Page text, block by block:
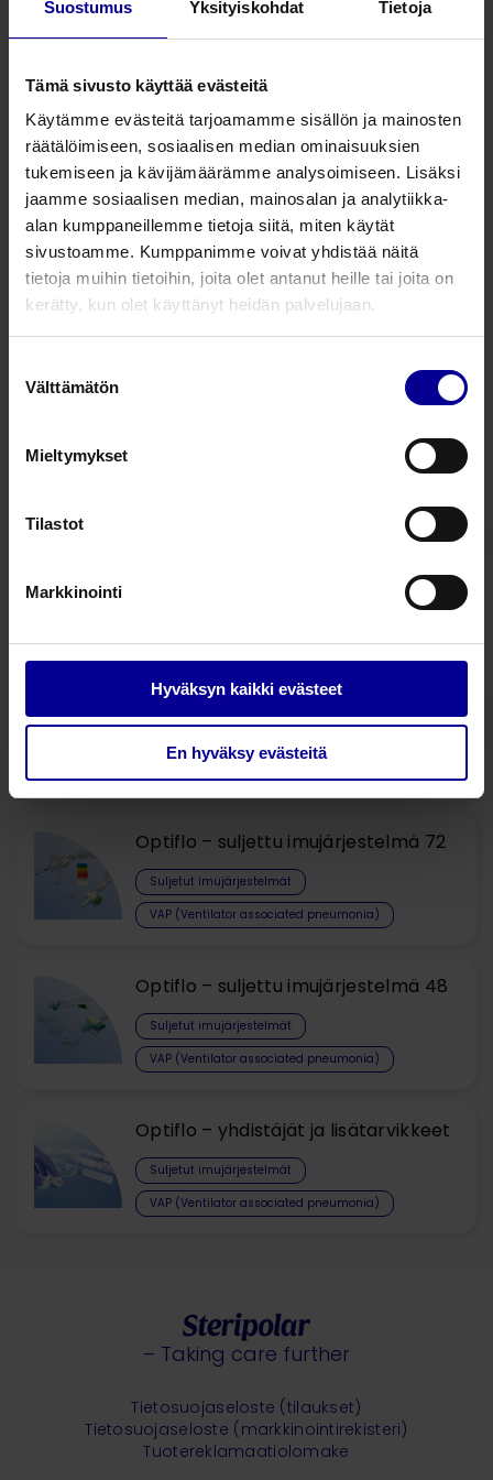
Suostumus Yksityiskohdat Tietoja
Tämä sivusto käyttää evästeitä
Käytämme evästeitä tarjoamamme sisällön ja mainosten
räätälöimiseen, sosiaalisen median ominaisuuksien
tukemiseen ja kävijämäärämme analysoimiseen. Lisäksi
jaamme sosiaalisen median, mainosalan ja analytiikka-
alan kumppaneillemme tietoja siitä, miten käytät
sivustoamme. Kumppanimme voivat yhdistää näitä
tietoja muihin tietoihin, joita olet antanut heille tai joita on
kerätty, kun olet käyttänyt heidän palvelujaan.
valinta
Välttämätön
Mieltymykset
Tilastot
Markkinointi
Hyväksyn kaikki evästeet
En hyväksy evästeitä
4400011045 Intubaatioputki kuffiton
4400011050 Intubaatioputki kuffiton
Intubaatioputki kuffiton
4400011060 Intubaatioputki kuffiton
4400011065 Intubaatioputki kuffiton 6,5
4400011075 7,5 10
4400011080 8,0 10
Kysy lisää tuotteesta
Liittyvät tuotteet
Optiflo – suljettu imujärjestelmä 168
Suljetut imujärjestelmät
Optiflo – suljettu imujärjestelmä 72
Suljetut imujärjestelmät
VAP (Ventilator associated pneumonia)
Optiflo – suljettu imujärjestelmä 48
Suljetut imujärjestelmät
VAP (Ventilator associated pneumonia)
Optiflo – yhdistäjät ja lisätarvikkeet
Suljetut imujärjestelmät
VAP (Ventilator associated pneumonia)
– Taking care further
Tietosuojaseloste (tilaukset)
Tietosuojaseloste (markkinointirekisteri)
Tuotereklamaatiolomake